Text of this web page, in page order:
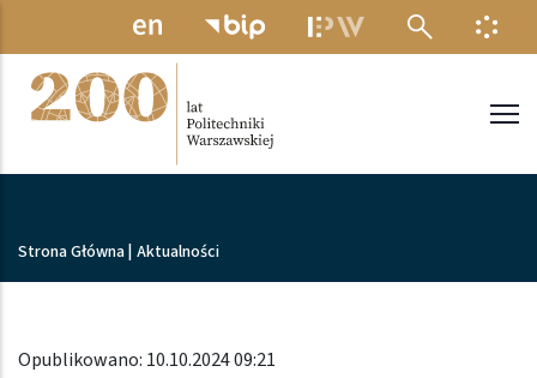
Przejdź do treści
MENU
Ścieżka nawigacyjna
Strona Główna Aktualności
Opublikowano: 10.10.2024 09:21